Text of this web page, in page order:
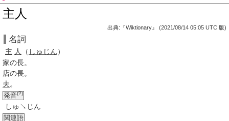
主人
出典:『Wiktionary』 (2021/08/14 05:05 UTC 版)
名詞
主 人 （ しゅじん）
家の長。
店の長。
夫。
発音(?)
しゅ↘じん
関連語